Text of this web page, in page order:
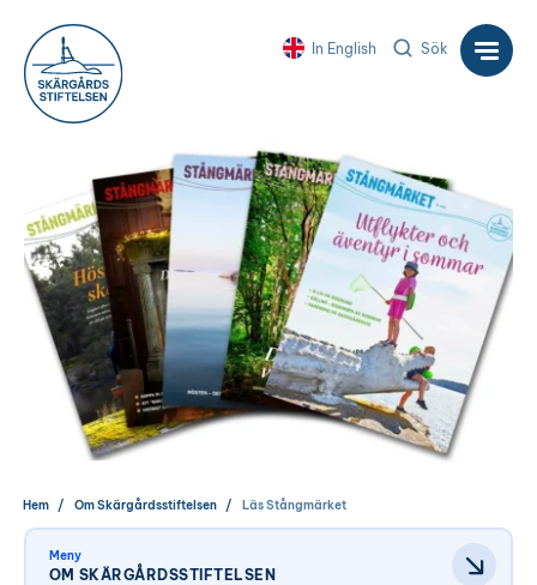
In English Sök
Hem Om Skärgårdsstiftelsen Läs Stångmärket
Meny
OM SKÄRGÅRDSSTIFTELSEN